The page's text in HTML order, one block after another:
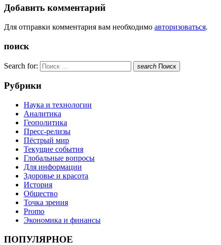
Добавить комментарий
Для отправки комментария вам необходимо авторизоваться.
поиск
Search for: search Поиск
Рубрики
Наука и технологии
Аналитика
Геополитика
Пресс-релизы
Пёстрый мир
Текущие события
Глобальные вопросы
Для информации
Здоровье и красота
История
Общество
Точка зрения
Promo
Экономика и финансы
ПОПУЛЯРНОЕ